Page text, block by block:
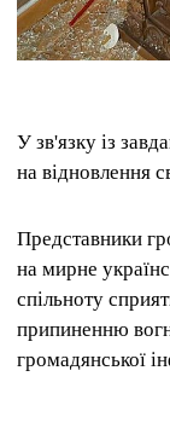
У зв'язку із
на відновлення
Представники
на мирне
спільноту
припиненню
громадянської